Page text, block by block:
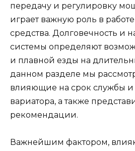
передачу и регулировку
играет важную роль в
средства. Долговечность и
системы определяют
и плавной езды на
данном разделе мы
влияющие на срок службы и
вариатора, а также
рекомендации.
Важнейшим фактором,